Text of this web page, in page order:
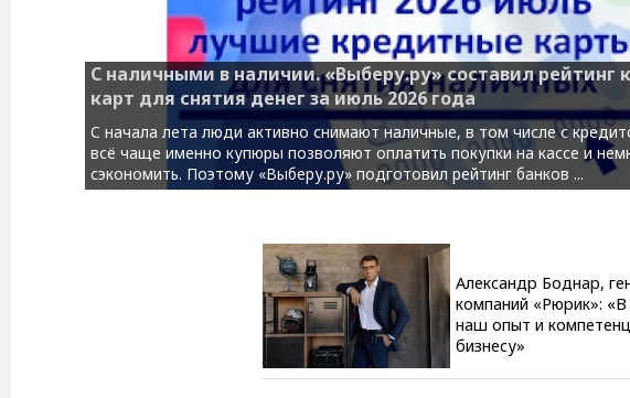
С наличными в наличии. «Выберу.ру» составил рейтинг
карт для снятия денег за июль 2026 года
С начала лета люди активно снимают наличные, в том числе с
всё чаще именно купюры позволяют оплатить покупки на кассе и
сэкономить. Поэтому «Выберу.ру» подготовил рейтинг банков ...
Александр Боднар,
компаний «Рюрик»:
наш опыт и
бизнесу»